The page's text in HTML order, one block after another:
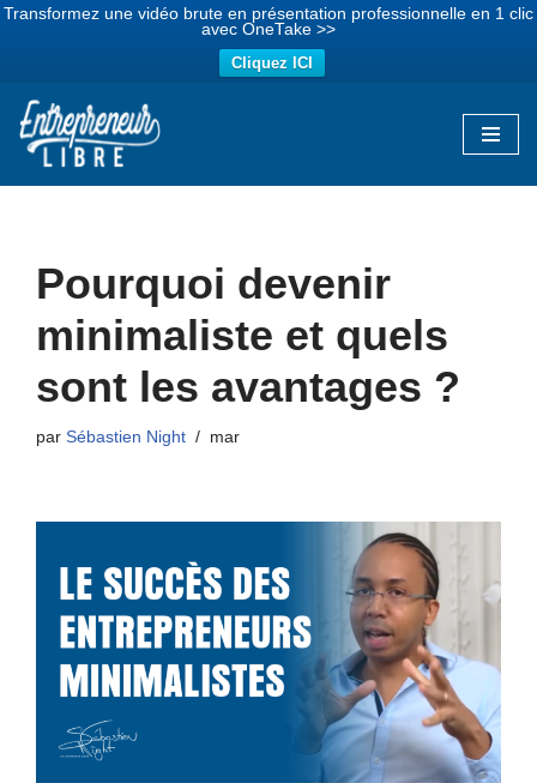
Transformez une vidéo brute en présentation professionnelle en 1 clic
avec OneTake >>
Cliquez ICI
Aller
Pourquoi devenir
minimaliste et quels
sont les avantages ?
par Sébastien Night mar